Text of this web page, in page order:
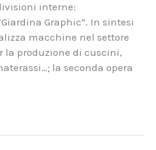
interne:
Graphic”. In sintesi
macchine nel settore
la produzione di cuscini,
la seconda opera